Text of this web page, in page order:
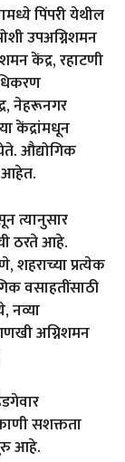
पिंपरी येथील
उपअग्निशमन
केंद्र,रहाटणी
,नेहरूनगर
केंद्रांमधून
औद्योगिक
आहेत.
त्यानुसार
ठरते आहे.
,शहराच्या प्रत्येक
वसाहतींसाठी
,नव्या
अग्निशमन
सशक्तता
आहे.